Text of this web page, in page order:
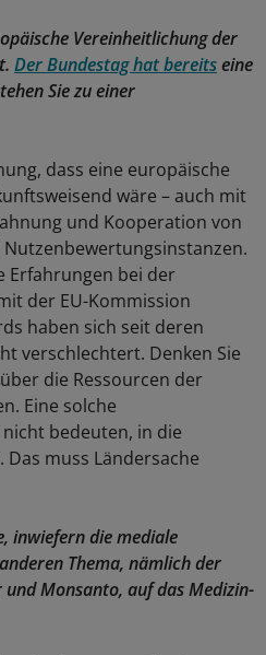
Vereinheitlichung der
Der Bundestag hat bereitseine
Sie zu einer
dass eine europäische
wäre – auch mit
und Kooperation von
Erfahrungen bei der
der EU-Kommission
haben sich seit deren
verschlechtert. Denken Sie
die Ressourcen der
Eine solche
bedeuten, in die
muss Ländersache
inwiefern die mediale
Thema, nämlich der
Monsanto, auf das Medizin-